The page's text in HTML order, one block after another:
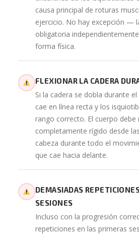
causa principal de roturas
ejercicio. No hay excepción —
obligatoria
forma física.
FLEXIONAR LA CADERA
Si la cadera se dobla durante
cae en línea recta y los
rango correcto. El cuerpo debe
completamente rígido desde
cabeza durante todo el
que cae hacia delante.
DEMASIADAS
SESIONES
Incluso con la progresión
repeticiones en las primeras